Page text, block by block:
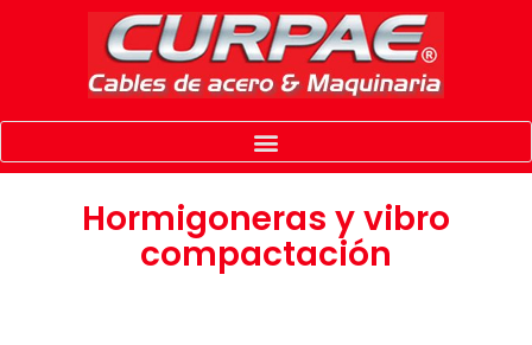
Hormigoneras y vibro
compactación